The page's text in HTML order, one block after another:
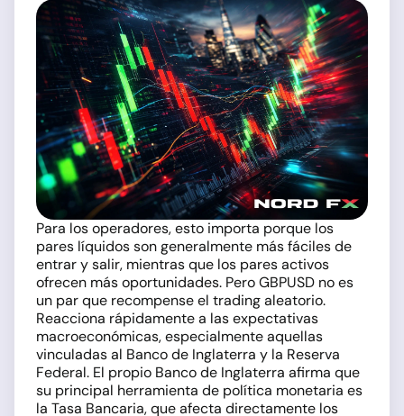
Para los operadores, esto importa porque los
pares líquidos son generalmente más fáciles de
entrar y salir, mientras que los pares activos
ofrecen más oportunidades. Pero GBPUSD no es
un par que recompense el trading aleatorio.
Reacciona rápidamente a las expectativas
macroeconómicas, especialmente aquellas
vinculadas al Banco de Inglaterra y la Reserva
Federal. El propio Banco de Inglaterra afirma que
su principal herramienta de política monetaria es
la Tasa Bancaria, que afecta directamente los